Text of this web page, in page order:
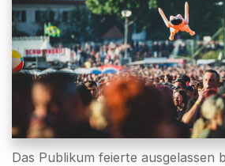
Das Publikum feierte ausgelassen